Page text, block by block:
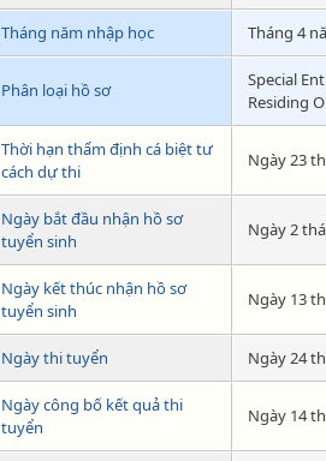
Tháng năm nhập học Tháng 4
Phân loại hồ sơ
Special
Residing
Thời hạn thẩm định cá biệt tư
cách dự thi
Ngày 23
Ngày bắt đầu nhận hồ sơ
tuyển sinh
Ngày 2
Ngày kết thúc nhận hồ sơ
tuyển sinh
Ngày 13
Ngày thi tuyển Ngày 24
Ngày công bố kết quả thi
tuyển
Ngày 14